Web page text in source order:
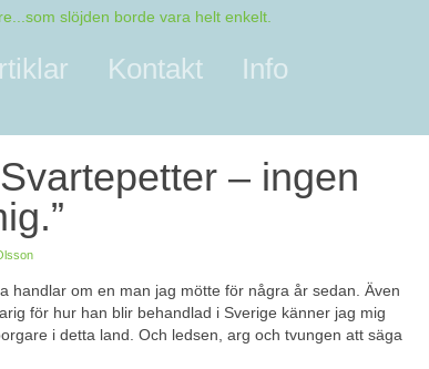
Kontakt Info
– ingen
handlar om en man jag mötte för några år sedan. Även
för hur han blir behandlad i Sverige känner jag mig
i detta land. Och ledsen, arg och tvungen att säga